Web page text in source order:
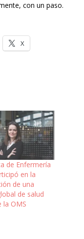
con un paso.
X
de Enfermería
en la
de una
de salud
la OMS